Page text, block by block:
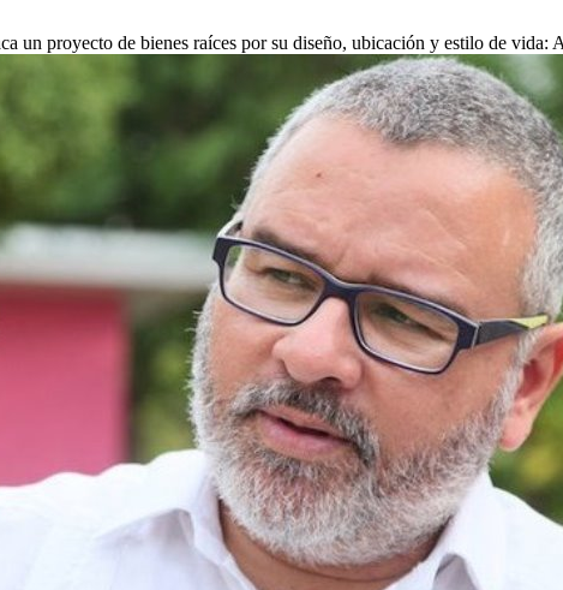
un proyecto de bienes raíces por su diseño, ubicación y estilo de